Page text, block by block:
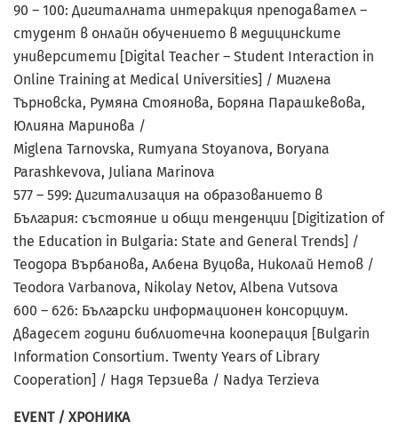
90 – 100: Дигиталната интеракция преподавател –
студент в онлайн обучението в медицинските
университети [Digital Teacher – Student Interaction in
Online Training at Medical Universities] / Миглена
Търновска, Румяна Стоянова, Боряна Парашкевова,
Юлияна Маринова /
Miglena Tarnovska, Rumyana Stoyanova, Boryana
Parashkevova, Juliana Marinova
577 – 599: Дигитализация на образованието в
България: състояние и общи тенденции [Digitization of
the Education in Bulgaria: State and General Trends] /
Теодора Върбанова, Албена Вуцова, Николай Нетов /
Teodora Varbanova, Nikolay Netov, Albena Vutsova
600 – 626: Български информационен консорциум.
Двадесет години библиотечна кооперация [Bulgarin
Information Consortium. Twenty Years of Library
Cooperation] / Надя Терзиева / Nadya Terzieva
EVENT / ХРОНИКА